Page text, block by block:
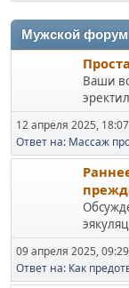
Мужской форум
Ваши
12 апреля 2025,
Ответ на: Массаж
09 апреля 2025,
Ответ на: Как